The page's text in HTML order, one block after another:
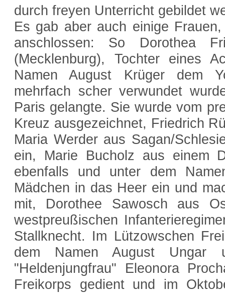
durch freyen Unterricht gebildet
Es gab aber auch einige
anschlossen: So Dorothea
(Mecklenburg), Tochter eines
Namen August Krüger dem
mehrfach scher verwundet
Paris gelangte. Sie wurde vom
Kreuz ausgezeichnet, Friedrich
Maria Werder aus Sagan/
ein, Marie Bucholz aus einem
ebenfalls und unter dem
Mädchen in das Heer ein und
mit, Dorothee Sawosch aus
westpreußischen
Stallknecht. Im Lützowschen
dem Namen August Ungar
"Heldenjungfrau" Eleonora
Freikorps gedient und im